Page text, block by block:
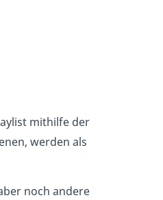
mithilfe der
werden als
noch andere